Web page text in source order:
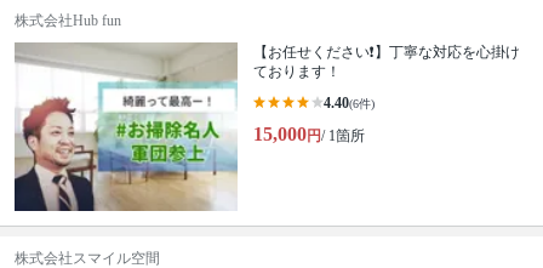
株式会社Hub fun
【お任せください❗️】丁寧な対応を心掛け
ております！
4.40(6件)
15,000円/ 1箇所
株式会社スマイル空間